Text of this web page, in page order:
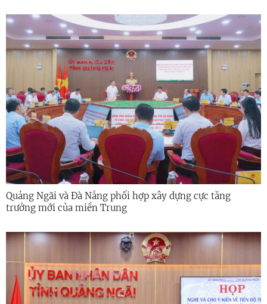
Quảng Ngãi và Đà Nẵng phối hợp xây dựng cực tăng
trưởng mới của miền Trung